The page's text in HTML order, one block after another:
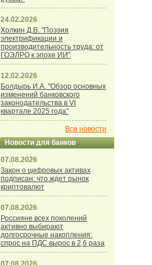
24.02.2026
Холкин Д.В. "Поэзия
электрификации и
производительность труда: от
ГОЭЛРО к эпохе ИИ"
12.02.2026
Болдырь И.А. "Обзор основных
изменений банковского
законодательства в VI
квартале 2025 года"
Все новости
Новости для банков
07.08.2026
Закон о цифровых активах
подписан: что ждет рынок
криптовалют
07.08.2026
Россияне всех поколений
активно выбирают
долгосрочные накопления:
спрос на ПДС вырос в 2,6 раза